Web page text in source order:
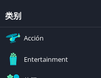
类别
Acción
Entertainment